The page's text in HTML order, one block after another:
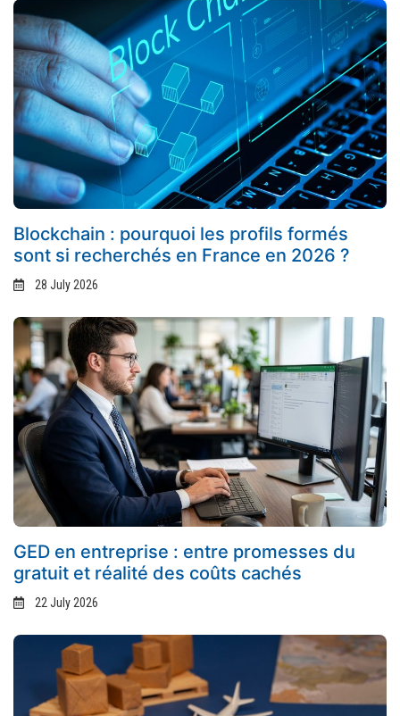
Blockchain : pourquoi les profils formés
sont si recherchés en France en 2026 ?
28 July 2026
GED en entreprise : entre promesses du
gratuit et réalité des coûts cachés
22 July 2026